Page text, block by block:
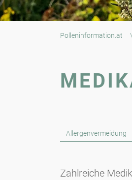
Polleninformation.at \
Allergenvermeidung
Zahlreiche